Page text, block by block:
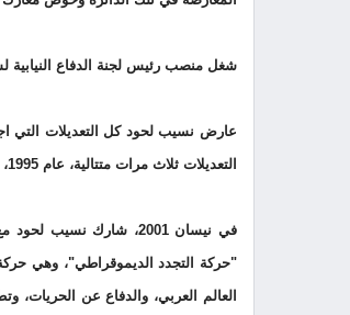
شغل منصب رئيس لجنة الدفاع النيابية لسنتي 1991 و1992، وعضو لجنة الشؤون الخارجية ولجنة المال والموازنة من سنة
التعديلات ثلاث مرات متتالية، عام 1995، وعام 1998 وعام 2004.
في نيسان 2001، شارك
"حركة التجدد الديموقراطي"، وهي
العالم العربي، والدفاع عن الحريات،